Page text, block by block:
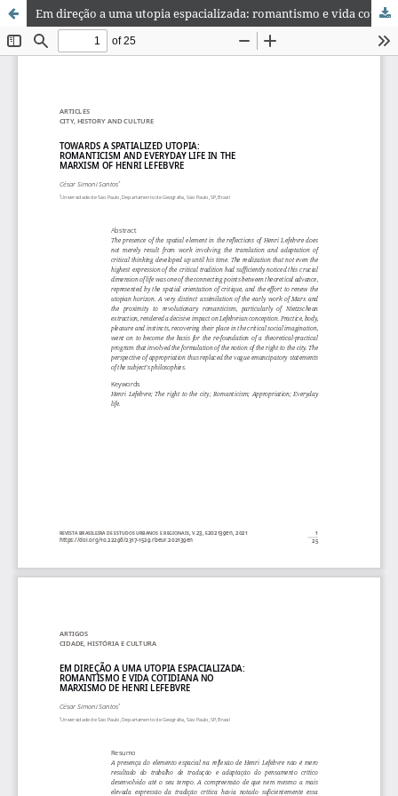
Em direção a uma utopia espacializada: romantismo e vida cotidiana no marxismo de Henri Lefebvre